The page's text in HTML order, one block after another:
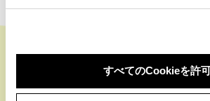
すべてのCookieを許
被災地エリアの「通れた道情報」、